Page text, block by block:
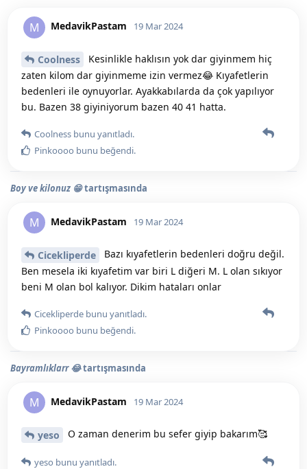
M MedavikPastam 19 Mar 2024
Coolness
Kesinlikle haklısın yok dar giyinmem hiç
zaten kilom dar giyinmeme izin vermez😂 Kıyafetlerin
bedenleri ile oynuyorlar. Ayakkabılarda da çok yapılıyor
bu. Bazen 38 giyiniyorum bazen 40 41 hatta.
Coolness bunu yanıtladı.
Pinkoooo bunu beğendi.
Boy ve kilonuz 😁tartışmasında
M MedavikPastam 19 Mar 2024
Cicekliperde
Bazı kıyafetlerin bedenleri doğru değil.
Ben mesela iki kıyafetim var biri L diğeri M. L olan sıkıyor
beni M olan bol kalıyor. Dikim hataları onlar
Cicekliperde bunu yanıtladı.
Pinkoooo bunu beğendi.
Bayramlıklarr 😂tartışmasında
M MedavikPastam 19 Mar 2024
yeso O zaman denerim bu sefer giyip bakarım🥰
yeso bunu yanıtladı.